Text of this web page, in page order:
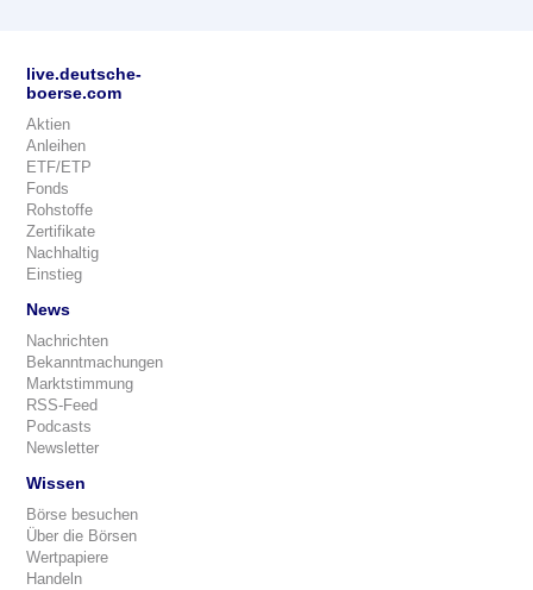
live.deutsche-
boerse.com
Aktien
Anleihen
ETF/ETP
Fonds
Rohstoffe
Zertifikate
Nachhaltig
Einstieg
News
Nachrichten
Bekanntmachungen
Marktstimmung
RSS-Feed
Podcasts
Newsletter
Wissen
Börse besuchen
Über die Börsen
Wertpapiere
Handeln